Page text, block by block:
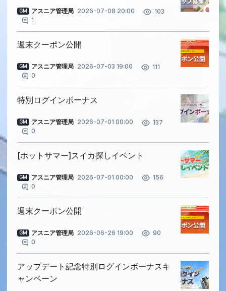
GM アスニア管理局 2026-07-08 20:00
103
1
週末クーポン公開
GM アスニア管理局 2026-07-03 19:00
111
0
特別ログインボーナス
GM アスニア管理局 2026-07-01 00:00
137
0
[ホットサマー]スイカ探しイベント
GM アスニア管理局 2026-07-01 00:00
156
0
週末クーポン公開
GM アスニア管理局 2026-06-26 19:00
90
0
アップデート記念特別ログインボーナスキ
ャンペーン